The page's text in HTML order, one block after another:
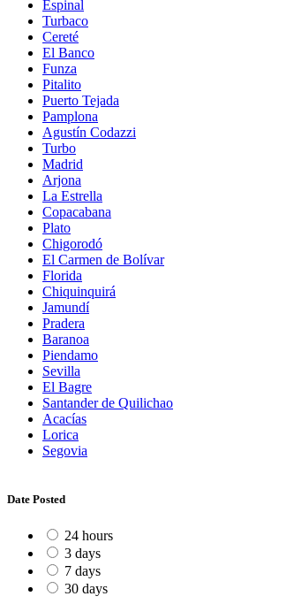
Espinal
Turbaco
Cereté
El Banco
Funza
Pitalito
Puerto Tejada
Pamplona
Agustín Codazzi
Turbo
Madrid
Arjona
La Estrella
Copacabana
Plato
Chigorodó
El Carmen de Bolívar
Florida
Chiquinquirá
Jamundí
Pradera
Baranoa
Piendamo
Sevilla
El Bagre
Santander de Quilichao
Acacías
Lorica
Segovia
Date Posted
24 hours
3 days
7 days
30 days